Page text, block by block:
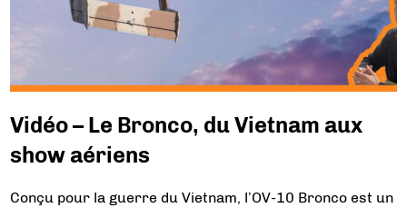
Vidéo – Le Bronco, du Vietnam aux
show aériens
Conçu pour la guerre du Vietnam, l’OV-10 Bronco est un